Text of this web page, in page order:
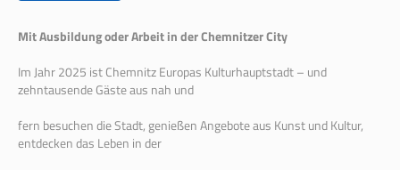
Mit Ausbildung oder Arbeit in der Chemnitzer City
Im Jahr 2025 ist Chemnitz Europas Kulturhauptstadt – und
zehntausende Gäste aus nah und
fern besuchen die Stadt, genießen Angebote aus Kunst und Kultur,
entdecken das Leben in der